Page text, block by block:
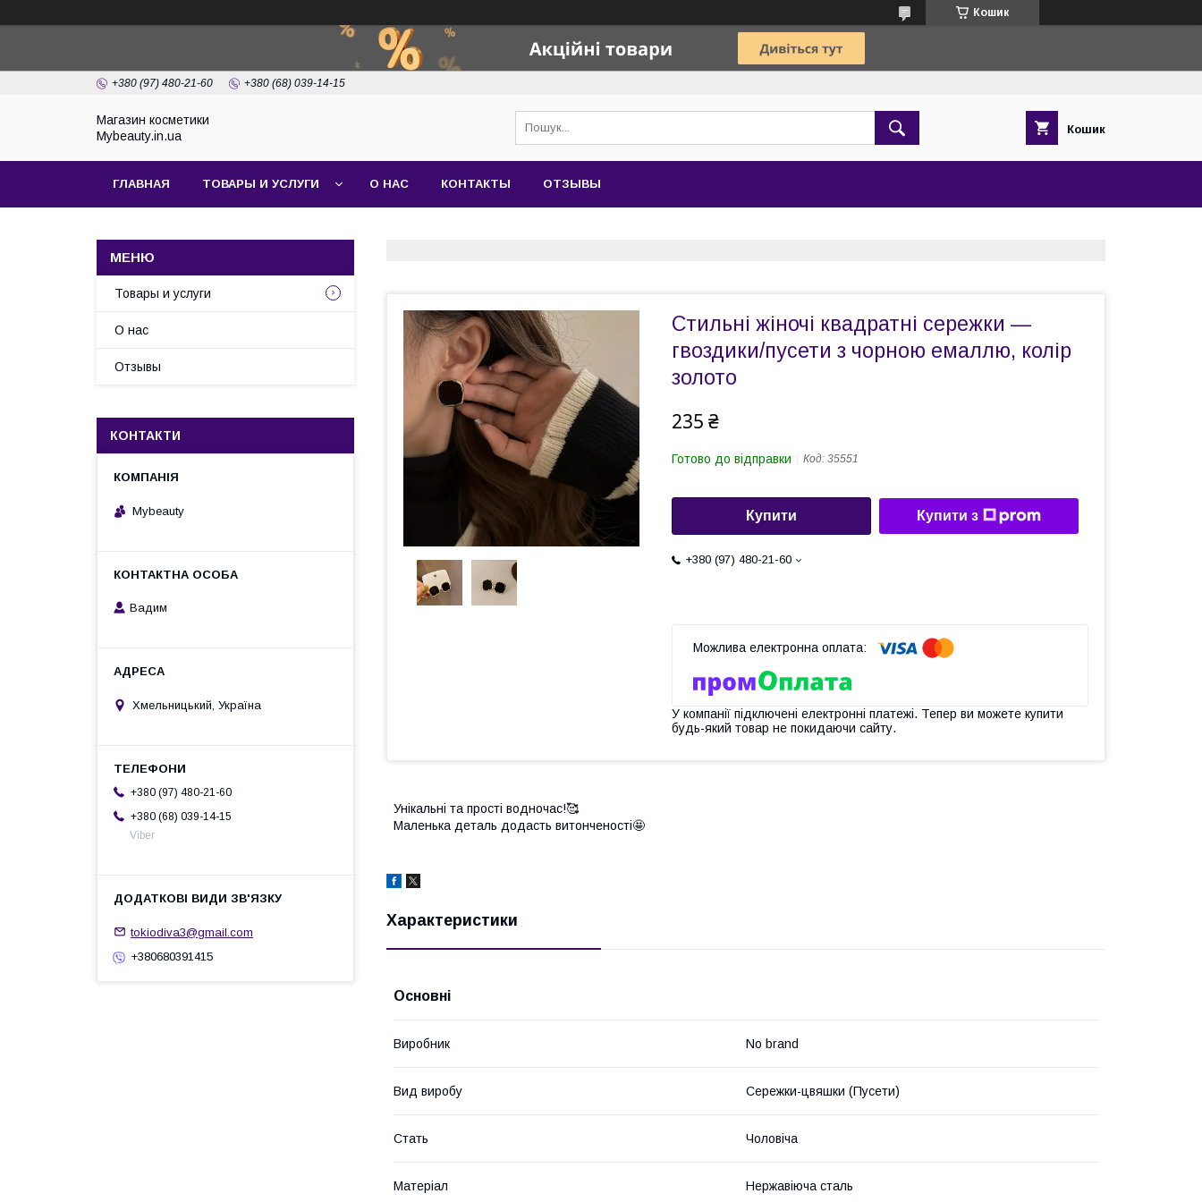
Кошик
+380 (97) 480-21-60 +380 (68) 039-14-15
Магазин косметики
Mybeauty.in.ua
Кошик
ГЛАВНАЯ ТОВАРЫ И УСЛУГИ О НАС КОНТАКТЫ ОТЗЫВЫ
Стильні жіночі квадратні сережки —
гвоздики/пусети з чорною емаллю, колір
золото
235 ₴
Готово до відправки Код: 35551
Купити Купити з
+380 (97) 480-21-60
У компанії підключені електронні платежі. Тепер ви можете купити
будь-який товар не покидаючи сайту.
Унікальні та прості водночас!🥰
Маленька деталь додасть витонченості🤩
Характеристики
Основні
Виробник No brand
Вид виробу Сережки-цвяшки (Пусети)
Стать Чоловіча
Матеріал Нержавіюча сталь
Товары и услуги
О нас
Отзывы
КОНТАКТИ
Mybeauty
Вадим
Хмельницький, Україна
+380 (97) 480-21-60
+380 (68) 039-14-15
Viber
tokiodiva3@gmail.com
+380680391415